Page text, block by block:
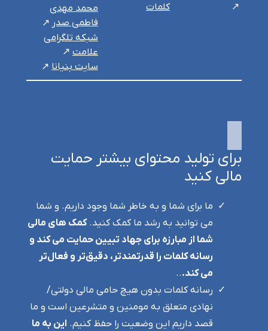
کلمات
محمد مهدی
فاطمی صدر
شبکه تلگرامی
علامت
سایت بنیانا
برای تولید محتوای بیشتر حمایت
مالی کنید
ما برای شما و به خاطر شما وجود داریم. و شما
می توانید به رشد ما کمک کنید.کمک های مالی
شما از مبارزه برای جهاد تبیین حمایت می کند و
رسانه کلمات را قدرتمندتر، دقیق‌تر و فعال‌تر
می کند...
رسانه کلمات بدون هیچ حامی مالی دولتی/
نهادی متعلق به مومنین و متشرعین است و ما
قصد داریم این وضعیت را حفظ کنیم. این به ما